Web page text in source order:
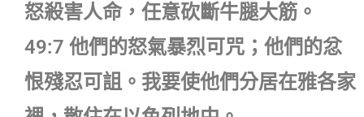
怒殺害人命，任意砍斷牛腿大筋。
49:7 他們的怒氣暴烈可咒；他們的忿
恨殘忍可詛。我要使他們分居在雅各家